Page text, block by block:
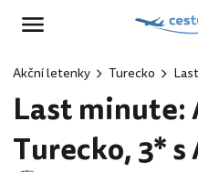
Akční letenky Turecko
Last minute:
Turecko, 3* s